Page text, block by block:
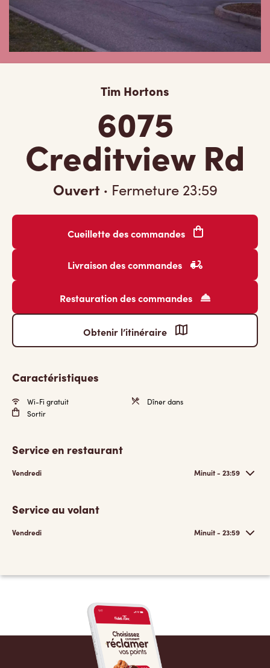
Tim Hortons
6075
Creditview Rd
Ouvert · Fermeture 23:59
Cueillette des commandes
Livraison des commandes
Restauration des commandes
Obtenir l’itinéraire
Caractéristiques
Wi-Fi gratuit
Dîner dans
Sortir
Service en restaurant
Vendredi Minuit - 23:59
Service au volant
Vendredi Minuit - 23:59